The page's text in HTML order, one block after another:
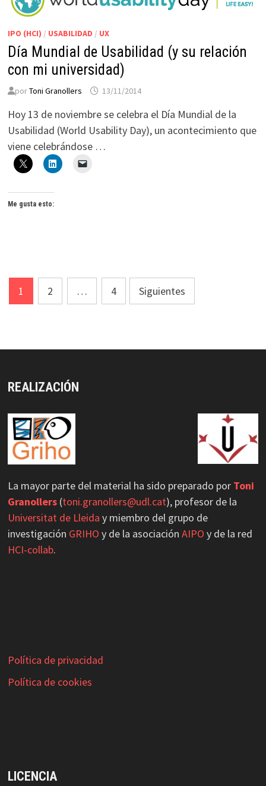
IPO (HCI) / USABILIDAD / UX
Día Mundial de Usabilidad (y su relación
con mi universidad)
porToni Granollers 13/11/2014
Hoy 13 de noviembre se celebra el Día Mundial de la
Usabilidad (World Usability Day), un acontecimiento que
viene celebrándose …
Me gusta esto:
Paginación
de
1 2 … 4 Siguientes
REALIZACIÓN
La mayor parte del material ha sido preparado por Toni
Granollers(toni.granollers@udl.cat), profesor de la
Universitat de Lleida y miembro del grupo de
investigación GRIHO y de la asociación AIPO y de la red
HCI-collab.
Política de privacidad
Política de cookies
LICENCIA